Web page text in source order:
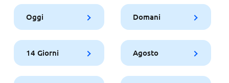
Oggi Domani
14 Giorni Agosto